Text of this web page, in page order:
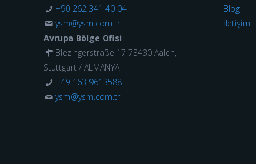
+90 262 341 40 04
ysm@ysm.com.tr
Avrupa Bölge Ofisi
Blezingerstraße 17 73430 Aalen,
Stuttgart / ALMANYA
+49 163 9613588
ysm@ysm.com.tr
Blog
İletişim